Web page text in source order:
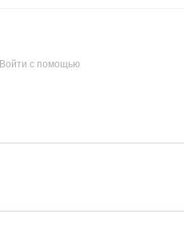
Войти с помощью